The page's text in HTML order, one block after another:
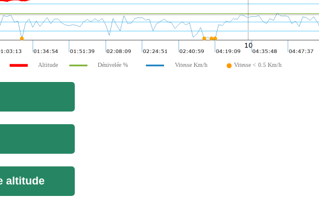
Altitude Dénivelée % Vitesse Km/h Vitesse < 0.5 Km/h
altitude